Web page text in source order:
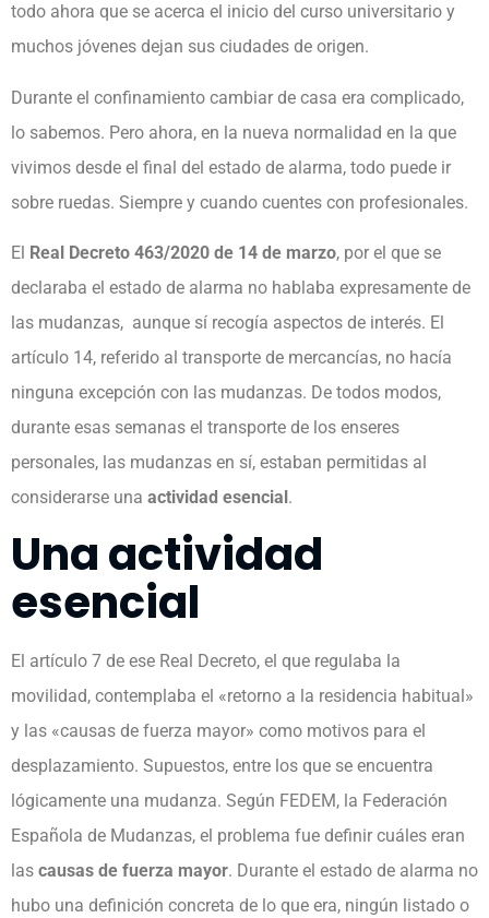
todo ahora que se acerca el inicio del curso universitario y
muchos jóvenes dejan sus ciudades de origen.
Durante el confinamiento cambiar de casa era complicado,
lo sabemos. Pero ahora, en la nueva normalidad en la que
vivimos desde el final del estado de alarma, todo puede ir
sobre ruedas. Siempre y cuando cuentes con profesionales.
El Real Decreto 463/2020 de 14 de marzo, por el que se
declaraba el estado de alarma no hablaba expresamente de
las mudanzas, aunque sí recogía aspectos de interés. El
artículo 14, referido al transporte de mercancías, no hacía
ninguna excepción con las mudanzas. De todos modos,
durante esas semanas el transporte de los enseres
personales, las mudanzas en sí, estaban permitidas al
considerarse una actividad esencial.
Una actividad
esencial
El artículo 7 de ese Real Decreto, el que regulaba la
movilidad, contemplaba el «retorno a la residencia habitual»
y las «causas de fuerza mayor» como motivos para el
desplazamiento. Supuestos, entre los que se encuentra
lógicamente una mudanza. Según FEDEM, la Federación
Española de Mudanzas, el problema fue definir cuáles eran
las causas de fuerza mayor. Durante el estado de alarma no
hubo una definición concreta de lo que era, ningún listado o